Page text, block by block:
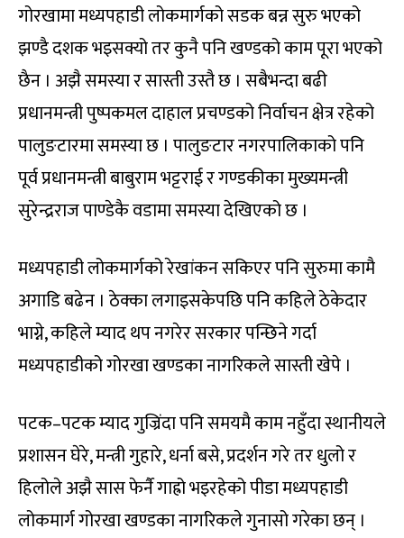
गोरखामा मध्यपहाडी लोकमार्गको सडक बन्न सुरु भएको
झण्डै दशक भइसक्यो तर कुनै पनि खण्डको काम पूरा भएको
छैन । अझै समस्या र सास्ती उस्तै छ । सबैभन्दा बढी
प्रधानमन्त्री पुष्पकमल दाहाल प्रचण्डको निर्वाचन क्षेत्र रहेको
पालुङटारमा समस्या छ । पालुङटार नगरपालिकाको पनि
पूर्व प्रधानमन्त्री बाबुराम भट्टराई र गण्डकीका मुख्यमन्त्री
सुरेन्द्रराज पाण्डेकै वडामा समस्या देखिएको छ ।
मध्यपहाडी लोकमार्गको रेखांकन सकिएर पनि सुरुमा कामै
अगाडि बढेन । ठेक्का लगाइसकेपछि पनि कहिले ठेकेदार
भाग्ने, कहिले म्याद थप नगरेर सरकार पन्छिने गर्दा
मध्यपहाडीको गोरखा खण्डका नागरिकले सास्ती खेपे ।
पटक–पटक म्याद गुज्रिंदा पनि समयमै काम नहुँदा स्थानीयले
प्रशासन घेरे, मन्त्री गुहारे, धर्ना बसे, प्रदर्शन गरे तर धुलो र
हिलोले अझै सास फेर्नै गाह्रो भइरहेको पीडा मध्यपहाडी
लोकमार्ग गोरखा खण्डका नागरिकले गुनासो गरेका छन् ।